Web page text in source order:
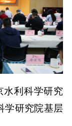
水利科学研究
学研究院基层